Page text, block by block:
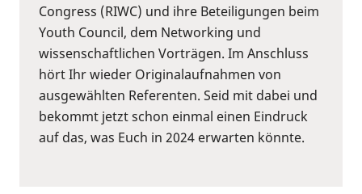
Congress (RIWC) und ihre Beteiligungen beim
Youth Council, dem Networking und
wissenschaftlichen Vorträgen. Im Anschluss
hört Ihr wieder Originalaufnahmen von
ausgewählten Referenten. Seid mit dabei und
bekommt jetzt schon einmal einen Eindruck
auf das, was Euch in 2024 erwarten könnte.